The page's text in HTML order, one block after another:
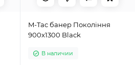
M-Tac банер Покоління
900x1300 Black
В наличии